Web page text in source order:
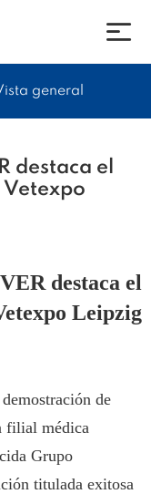
general
destaca el
Vetexpo
destaca el
Leipzig
de
filial médica
Grupo
titulada exitosa